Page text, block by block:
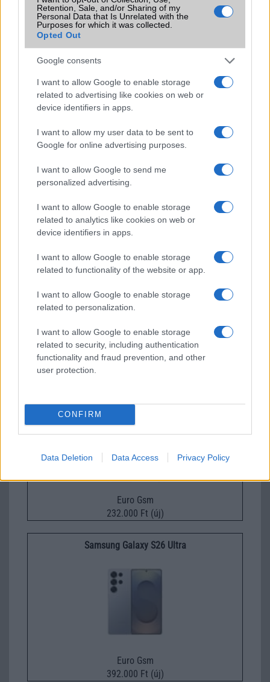
Retention, Sale, and/or Sharing of my
Personal Data that Is Unrelated with the
Purposes for which it was collected.
Opted Out
Google consents
I want to allow Google to enable storage
related to advertising like cookies on web or
device identifiers in apps.
I want to allow my user data to be sent to
Google for online advertising purposes.
I want to allow Google to send me
personalized advertising.
I want to allow Google to enable storage
related to analytics like cookies on web or
device identifiers in apps.
I want to allow Google to enable storage
related to functionality of the website or app.
I want to allow Google to enable storage
related to personalization.
I want to allow Google to enable storage
related to security, including authentication
functionality and fraud prevention, and other
user protection.
CONFIRM
Data Deletion Data Access Privacy Policy
Te melyiket választanád???
Xiaomi 15T Pro
Euro Gsm
224.000 Ft (új)
Euro Gsm
232.000 Ft (új)
Samsung Galaxy S26 Ultra
Euro Gsm
392.000 Ft (új)